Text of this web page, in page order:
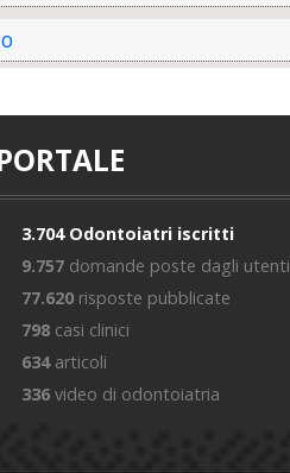
3.704Odontoiatri iscritti
9.757 domande poste dagli utenti
77.620 risposte pubblicate
798 casi clinici
634articoli
336 video di odontoiatria